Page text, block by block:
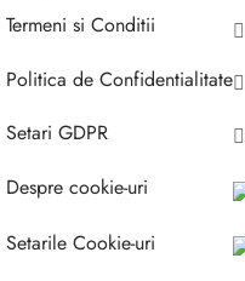
Termeni si Conditii
Politica de Confidentialitate
Setari GDPR
Despre cookie-uri
Setarile Cookie-uri